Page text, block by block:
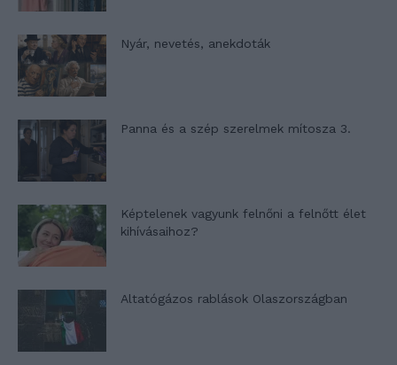
Nyár, nevetés, anekdoták
Panna és a szép szerelmek mítosza 3.
Képtelenek vagyunk felnőni a felnőtt élet
kihívásaihoz?
Altatógázos rablások Olaszországban